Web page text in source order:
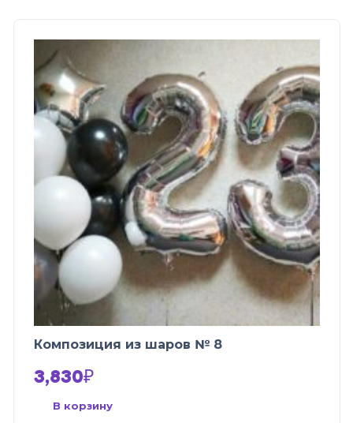
Композиция из шаров № 8
3,830₽
В корзину